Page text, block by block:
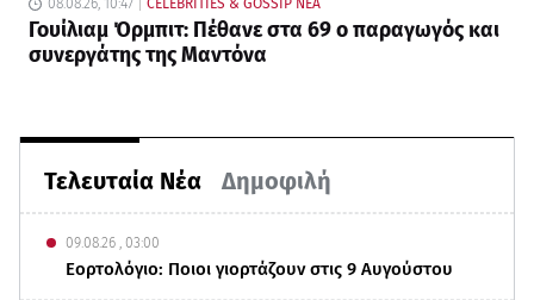
Τελευταία Νέα Δημοφιλή
09.08.26 , 03:00
Εορτολόγιο: Ποιοι γιορτάζουν στις 9 Αυγούστου
08.08.26, 10:47 CELEBRITIES & GOSSIP ΝΕΑ
Γουίλιαμ Όρμπιτ: Πέθανε στα 69 ο παραγωγός και
συνεργάτης της Μαντόνα